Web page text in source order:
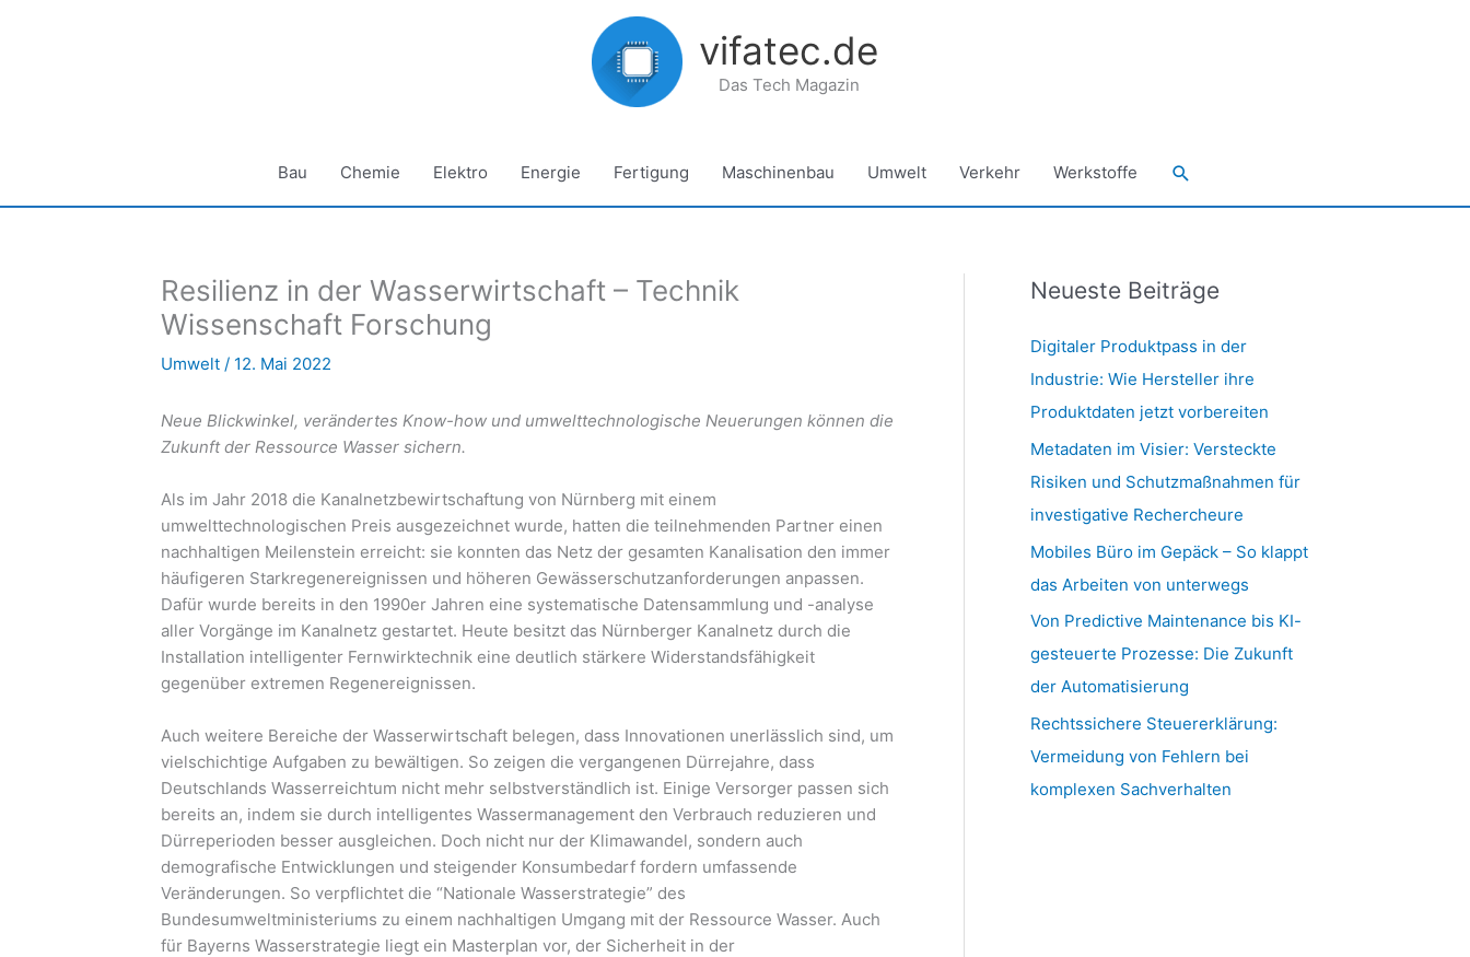
vifatec.de
Das Tech Magazin
Bau Chemie Elektro Energie Fertigung Maschinenbau Umwelt Verkehr Werkstoffe Suchen
Resilienz in der Wasserwirtschaft – Technik
Wissenschaft Forschung
Umwelt / 12. Mai 2022
Neue Blickwinkel, verändertes Know-how und umwelttechnologische Neuerungen können die
Zukunft der Ressource Wasser sichern.
Als im Jahr 2018 die Kanalnetzbewirtschaftung von Nürnberg mit einem
umwelttechnologischen Preis ausgezeichnet wurde, hatten die teilnehmenden Partner einen
nachhaltigen Meilenstein erreicht: sie konnten das Netz der gesamten Kanalisation den immer
häufigeren Starkregenereignissen und höheren Gewässerschutzanforderungen anpassen.
Dafür wurde bereits in den 1990er Jahren eine systematische Datensammlung und -analyse
aller Vorgänge im Kanalnetz gestartet. Heute besitzt das Nürnberger Kanalnetz durch die
Installation intelligenter Fernwirktechnik eine deutlich stärkere Widerstandsfähigkeit
gegenüber extremen Regenereignissen.
Auch weitere Bereiche der Wasserwirtschaft belegen, dass Innovationen unerlässlich sind, um
vielschichtige Aufgaben zu bewältigen. So zeigen die vergangenen Dürrejahre, dass
Deutschlands Wasserreichtum nicht mehr selbstverständlich ist. Einige Versorger passen sich
bereits an, indem sie durch intelligentes Wassermanagement den Verbrauch reduzieren und
Dürreperioden besser ausgleichen. Doch nicht nur der Klimawandel, sondern auch
demografische Entwicklungen und steigender Konsumbedarf fordern umfassende
Veränderungen. So verpflichtet die “Nationale Wasserstrategie” des
Bundesumweltministeriums zu einem nachhaltigen Umgang mit der Ressource Wasser. Auch
für Bayerns Wasserstrategie liegt ein Masterplan vor, der Sicherheit in der
Neueste Beiträge
Digitaler Produktpass in der
Industrie: Wie Hersteller ihre
Produktdaten jetzt vorbereiten
Metadaten im Visier: Versteckte
Risiken und Schutzmaßnahmen für
investigative Rechercheure
Mobiles Büro im Gepäck – So klappt
das Arbeiten von unterwegs
Von Predictive Maintenance bis KI-
gesteuerte Prozesse: Die Zukunft
der Automatisierung
Rechtssichere Steuererklärung:
Vermeidung von Fehlern bei
komplexen Sachverhalten